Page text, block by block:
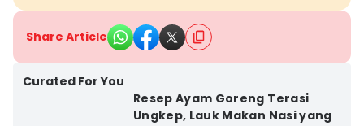
Share Article
Curated For You
Resep Ayam Goreng Terasi
Ungkep, Lauk Makan Nasi yang